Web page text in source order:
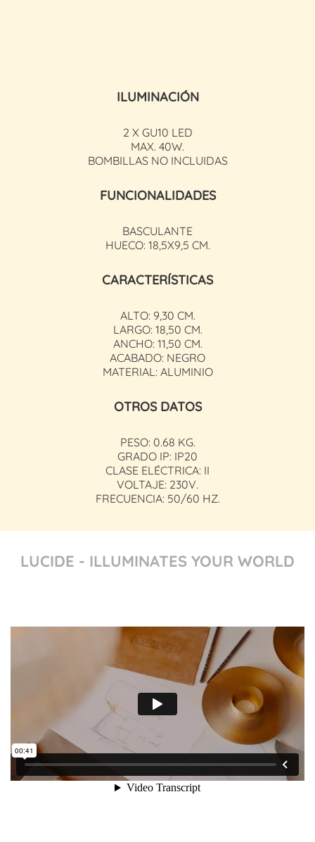
ILUMINACIÓN
2 X GU10 LED
MAX. 40W.
BOMBILLAS NO INCLUIDAS
FUNCIONALIDADES
BASCULANTE
HUECO: 18,5X9,5 CM.
CARACTERÍSTICAS
ALTO: 9,30 CM.
LARGO: 18,50 CM.
ANCHO: 11,50 CM.
ACABADO: NEGRO
MATERIAL: ALUMINIO
OTROS DATOS
PESO: 0.68 KG.
GRADO IP: IP20
CLASE ELÉCTRICA: II
VOLTAJE: 230V.
FRECUENCIA: 50/60 HZ.
LUCIDE - ILLUMINATES YOUR WORLD